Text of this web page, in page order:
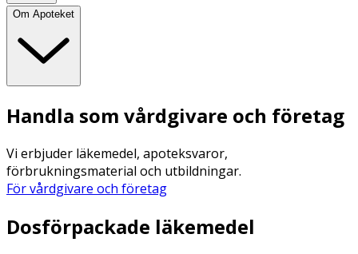
Om Apoteket
Handla som vårdgivare och företag
Vi erbjuder läkemedel, apoteksvaror,
förbrukningsmaterial och utbildningar.
För vårdgivare och företag
Dosförpackade läkemedel